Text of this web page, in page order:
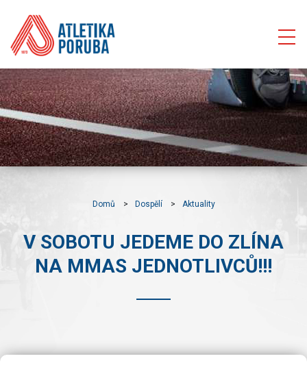
Domů Dospělí Aktuality
V SOBOTU JEDEME DO ZLÍNA
NA MMAS JEDNOTLIVCŮ!!!